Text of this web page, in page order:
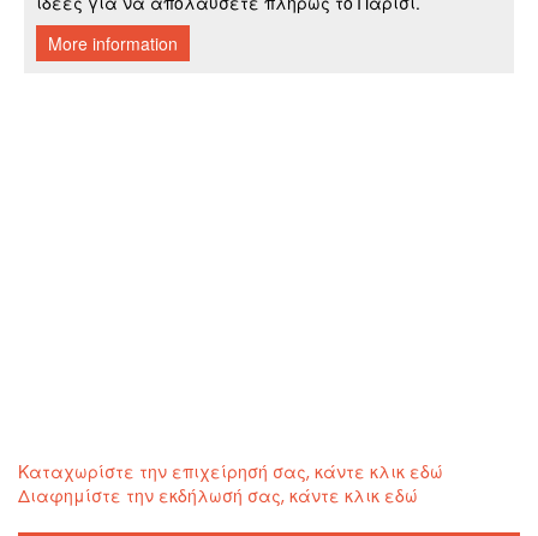
Καταχωρίστε την επιχείρησή σας, κάντε κλικ εδώ
Διαφημίστε την εκδήλωσή σας, κάντε κλικ εδώ